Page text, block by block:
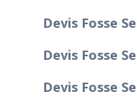
Devis Fosse
Devis Fosse
Devis Fosse